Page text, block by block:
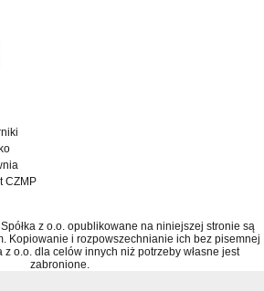
CZMP
z o.o. opublikowane na niniejszej stronie są
Kopiowanie i rozpowszechnianie ich bez pisemnej
z o.o. dla celów innych niż potrzeby własne jest
zabronione.